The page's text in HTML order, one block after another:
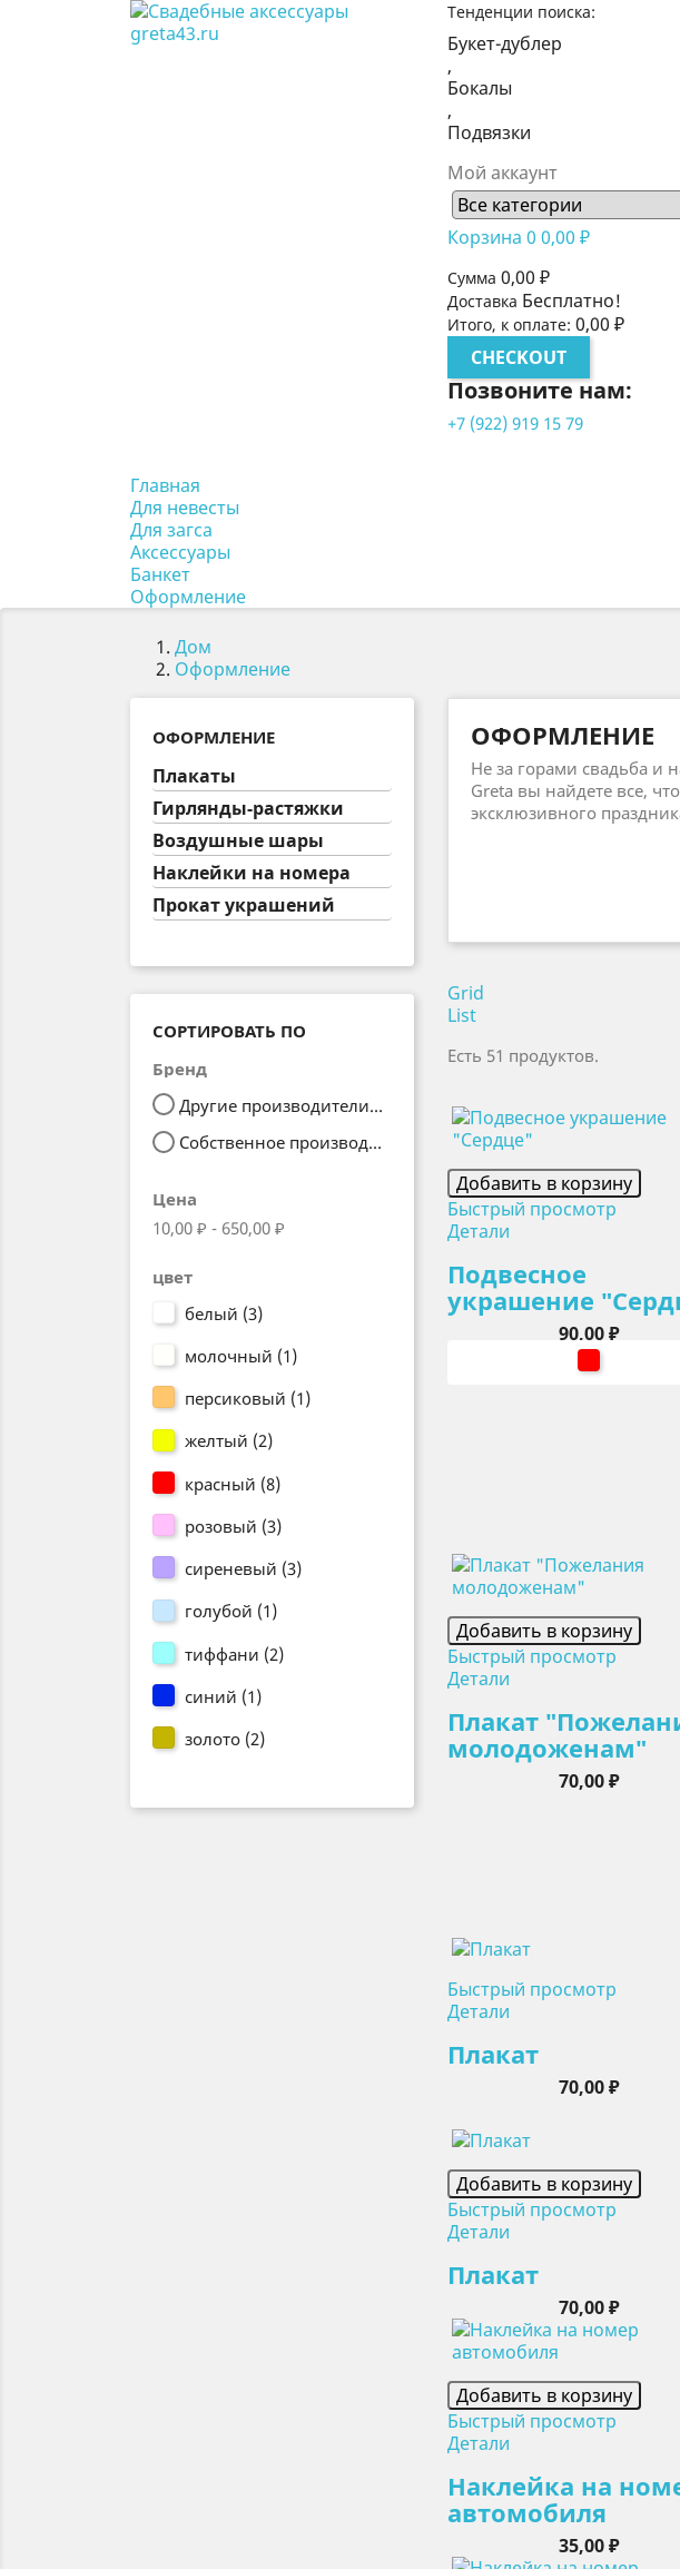
Тенденции поиска:
Букет-дублер
,
Бокалы
,
Подвязки
Мой аккаунт
Корзина 0 0,00 ₽
Сумма 0,00 ₽
Доставка Бесплатно!
Итого, к оплате: 0,00 ₽
CHECKOUT
Позвоните нам:
+7 (922) 919 15 79
Главная
Для невесты
Для загса
Аксессуары
Банкет
Оформление
Дом
Оформление
ОФОРМЛЕНИЕ
Плакаты
Гирлянды-растяжки
Воздушные шары
Наклейки на номера
Прокат украшений
СОРТИРОВАТЬ ПО
Бренд
Другие производители(50)
Собственное производство
Цена
10,00 ₽ - 650,00 ₽
цвет
белый (3)
молочный (1)
персиковый (1)
желтый (2)
красный (8)
розовый (3)
сиреневый (3)
голубой (1)
тиффани (2)
синий (1)
золото (2)
ОФОРМЛЕНИЕ
Не за горами свадьба и
Greta вы найдете все,
эксклюзивного
Grid
List
Есть 51 продуктов.
Добавить в корзину
Быстрый просмотр
Детали
Подвесное
украшение
Цена
90,00 ₽
красный
Добавить в корзину
Быстрый просмотр
Детали
Плакат
молодоженам"
Цена
70,00 ₽
Быстрый просмотр
Детали
Плакат
Цена
70,00 ₽
Добавить в корзину
Быстрый просмотр
Детали
Плакат
Цена
70,00 ₽
Добавить в корзину
Быстрый просмотр
Детали
Наклейка на
автомобиля
Цена
35,00 ₽